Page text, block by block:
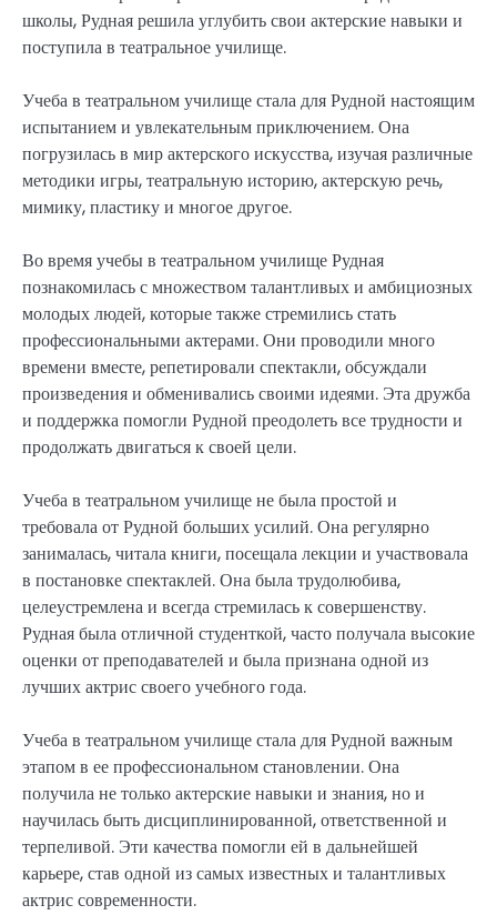
школы, Рудная решила углубить свои актерские навыки и
поступила в театральное училище.
Учеба в театральном училище стала для Рудной настоящим
испытанием и увлекательным приключением. Она
погрузилась в мир актерского искусства, изучая различные
методики игры, театральную историю, актерскую речь,
мимику, пластику и многое другое.
Во время учебы в театральном училище Рудная
познакомилась с множеством талантливых и амбициозных
молодых людей, которые также стремились стать
профессиональными актерами. Они проводили много
времени вместе, репетировали спектакли, обсуждали
произведения и обменивались своими идеями. Эта дружба
и поддержка помогли Рудной преодолеть все трудности и
продолжать двигаться к своей цели.
Учеба в театральном училище не была простой и
требовала от Рудной больших усилий. Она регулярно
занималась, читала книги, посещала лекции и участвовала
в постановке спектаклей. Она была трудолюбива,
целеустремлена и всегда стремилась к совершенству.
Рудная была отличной студенткой, часто получала высокие
оценки от преподавателей и была признана одной из
лучших актрис своего учебного года.
Учеба в театральном училище стала для Рудной важным
этапом в ее профессиональном становлении. Она
получила не только актерские навыки и знания, но и
научилась быть дисциплинированной, ответственной и
терпеливой. Эти качества помогли ей в дальнейшей
карьере, став одной из самых известных и талантливых
актрис современности.